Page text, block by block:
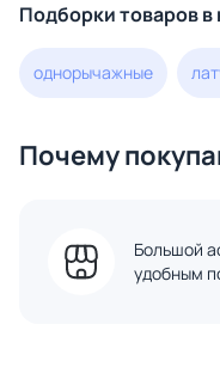
Подборки товаров
однорычажные
Почему
Большой
удобным